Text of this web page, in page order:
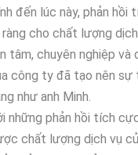
đến lúc này, phản
cho chất lượng
tâm, chuyên nghiệp và
công ty đã tạo nên sự
như anh Minh.
những phản hồi tích
chất lượng dịch vụ